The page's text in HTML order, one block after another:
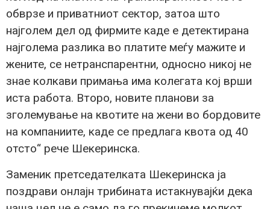
обврзе и приватниот сектор, затоа што
најголем дел од фирмите каде е детектирана
најголема разлика во платите меѓу мажите и
жените, се нетранспарентни, односно никој не
знае колкави примања има колегата кој врши
иста работа. Второ, новите планови за
зголемување на квотите на жени во бордовите
на компаниите, каде се предлага квота од 40
отсто“ рече Шекеринска.
Заменик претседателката Шекеринска ја
поздрави онлајн трибината истакнувајќи дека